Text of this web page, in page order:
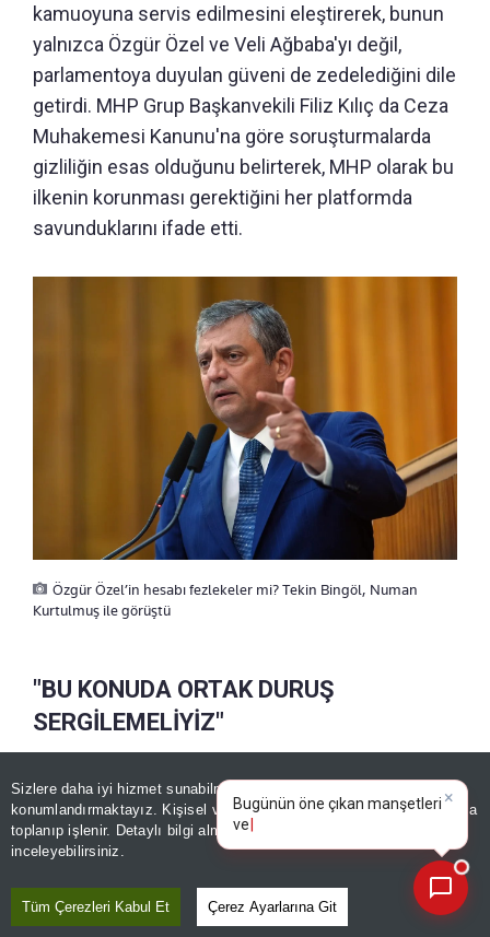
Sizlere daha iyi hizmet sunabilmek adına sitemizde
konumlandırmaktayız. Kişisel verileriniz, KVKK ve GDPR kapsamında
toplanıp işlenir. Detaylı bilgi almak için
inceleyebilirsiniz.
Tüm Çerezleri Kabul Et Çerez Ayarlarına Git
kamuoyuna servis edilmesini eleştirerek, bunun
yalnızca Özgür Özel ve Veli Ağbaba'yı değil,
parlamentoya duyulan güveni de zedelediğini dile
getirdi. MHP Grup Başkanvekili Filiz Kılıç da Ceza
Muhakemesi Kanunu'na göre soruşturmalarda
gizliliğin esas olduğunu belirterek, MHP olarak bu
ilkenin korunması gerektiğini her platformda
savunduklarını ifade etti.
Özgür Özel’in hesabı fezlekeler mi? Tekin Bingöl, Numan
Kurtulmuş ile görüştü
"BU KONUDA ORTAK DURUŞ
SERGİLEMELİYİZ"
DEM Parti Grup Başkanvekili Sezai Temelli ise
fezlekelerin kamuoyuna servis edilerek kişiler
hakkında peşin hüküm oluşturulmasının kabul
Başkanvekili Ali Mahir Başarır da milletvekillerinin
×
Bugünün öne çıkan manşetleri
ve gelişmeleri neler?